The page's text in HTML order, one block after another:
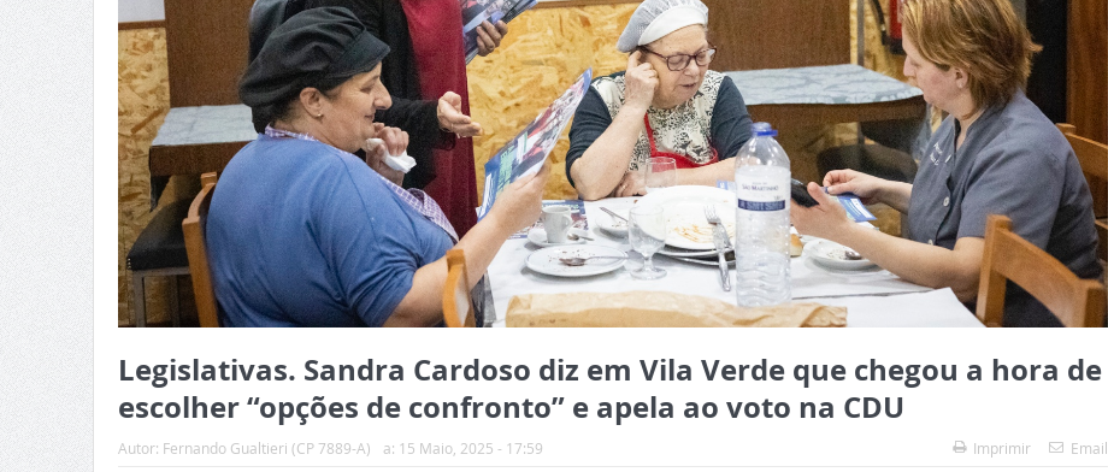
Legislativas. Sandra Cardoso diz em Vila Verde que chegou a hora de
escolher “opções de confronto” e apela ao voto na CDU
Autor: Fernando Gualtieri (CP 7889-A) a: 15 Maio, 2025 - 17:59 Imprimir Email